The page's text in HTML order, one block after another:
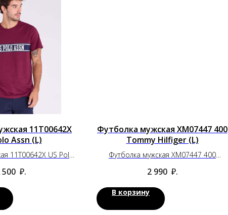
11T00642X
Assn (L)
11T00642X US Polo
500 ₽.
Футболка мужская XM07447 400
Tommy Hilfiger (L)
Футболка мужская XM07447 400
2 990 ₽.
В корзину